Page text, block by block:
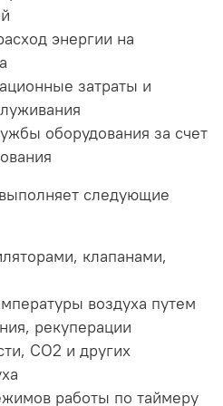
энергии на
затраты и
оборудования за счет
следующие
клапанами,
воздуха путем
рекуперации
CO2 и других
работы по таймеру